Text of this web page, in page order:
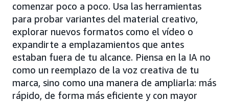
comenzar poco a poco. Usa las herramientas
para probar variantes del material creativo,
explorar nuevos formatos como el vídeo o
expandirte a emplazamientos que antes
estaban fuera de tu alcance. Piensa en la IA no
como un reemplazo de la voz creativa de tu
marca, sino como una manera de ampliarla: más
rápido, de forma más eficiente y con mayor